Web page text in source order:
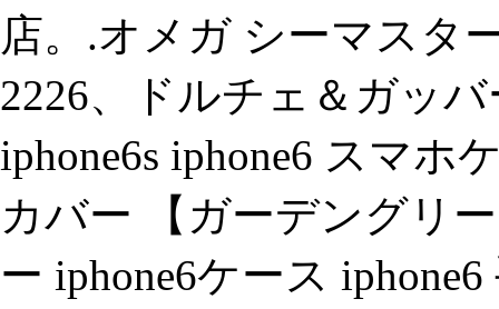
店。.オメガ シーマスタ
2226、ドルチェ＆ガッ
iphone6s iphone6 スマホ
カバー 【ガーデングリ
ー iphone6ケース